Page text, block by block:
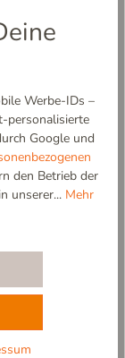
Füße
den
direkt ins
mit
Werbe-IDs –
personalisierte
Google und
den Betrieb der
unserer... Mehr